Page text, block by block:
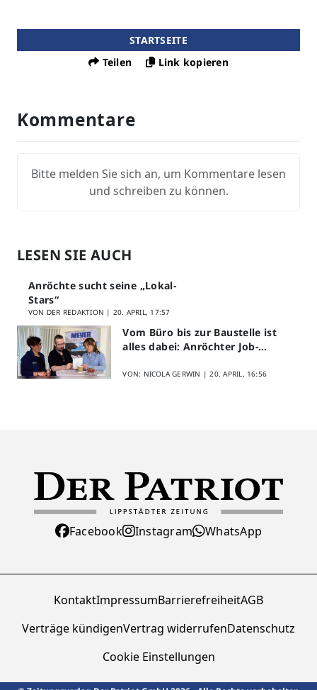
STARTSEITE
Teilen
Link kopieren
Kommentare
Bitte melden Sie sich an, um Kommentare lesen
und schreiben zu können.
LESEN SIE AUCH
Anröchte sucht seine „Lokal-
Stars“
VON DER REDAKTION | 20. APRIL, 17:57
Vom Büro bis zur Baustelle ist
alles dabei: Anröchter Job-
VON: NICOLA GERWIN |20. APRIL, 16:56
Facebook Instagram WhatsApp
KontaktImpressumBarrierefreiheitAGB
Verträge kündigenVertrag widerrufenDatenschutz
Cookie Einstellungen